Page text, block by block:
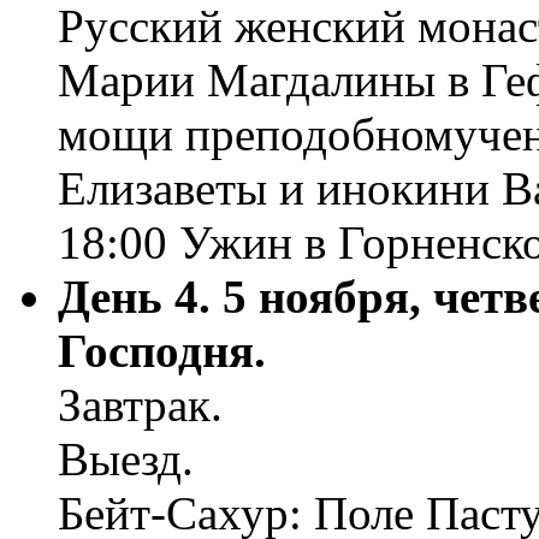
Русский женский
Марии Магдалины в
мощи
Елизаветы и инокини
18:00 Ужин в
День 4. 5 ноября,
Господня.
Завтрак.
Выезд.
Бейт-Сахур: Поле